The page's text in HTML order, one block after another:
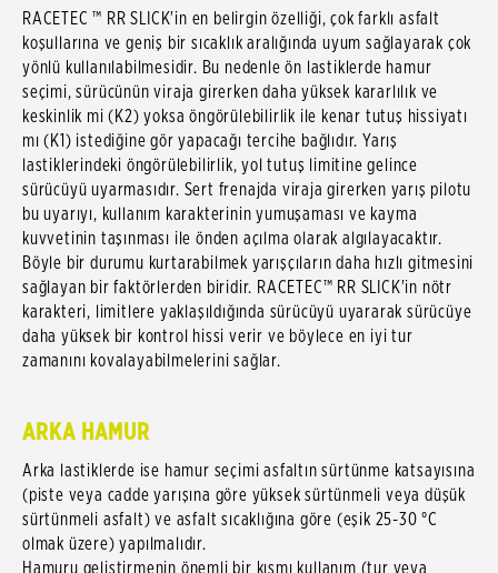
RACETEC ™ RR SLICK'in en belirgin özelliği, çok farklı asfalt
koşullarına ve geniş bir sıcaklık aralığında uyum sağlayarak çok
yönlü kullanılabilmesidir. Bu nedenle ön lastiklerde hamur
seçimi, sürücünün viraja girerken daha yüksek kararlılık ve
keskinlik mi (K2) yoksa öngörülebilirlik ile kenar tutuş hissiyatı
mı (K1) istediğine gör yapacağı tercihe bağlıdır. Yarış
lastiklerindeki öngörülebilirlik, yol tutuş limitine gelince
sürücüyü uyarmasıdır. Sert frenajda viraja girerken yarış pilotu
bu uyarıyı, kullanım karakterinin yumuşaması ve kayma
kuvvetinin taşınması ile önden açılma olarak algılayacaktır.
Böyle bir durumu kurtarabilmek yarışçıların daha hızlı gitmesini
sağlayan bir faktörlerden biridir. RACETEC™ RR SLICK'in nötr
karakteri, limitlere yaklaşıldığında sürücüyü uyararak sürücüye
daha yüksek bir kontrol hissi verir ve böylece en iyi tur
zamanını kovalayabilmelerini sağlar.
ARKA HAMUR
Arka lastiklerde ise hamur seçimi asfaltın sürtünme katsayısına
(piste veya cadde yarışına göre yüksek sürtünmeli veya düşük
sürtünmeli asfalt) ve asfalt sıcaklığına göre (eşik 25-30 °C
olmak üzere) yapılmalıdır.
Hamuru geliştirmenin önemli bir kısmı kullanım (tur veya